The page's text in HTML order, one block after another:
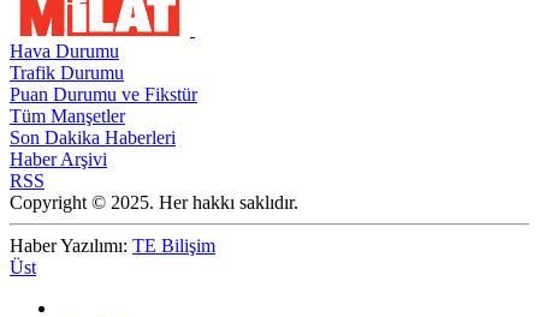
Hava Durumu
Trafik Durumu
Puan Durumu ve Fikstür
Tüm Manşetler
Son Dakika Haberleri
Haber Arşivi
RSS
Copyright © 2025. Her hakkı saklıdır.
Haber Yazılımı: TE Bilişim
Üst